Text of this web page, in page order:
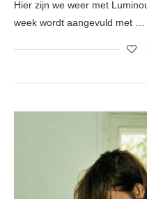
Hier zijn we weer met
week wordt aangevuld met …